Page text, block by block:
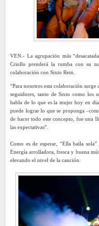
VEN.- La agrupación más
Criollo prenderá la rumba con su
colaboración con Sixto Rein.
“Para nosotros esta colaboración
seguidores, tanto de Sixto como los
habla de lo que es la mujer hoy en
puede lograr lo que se proponga
de hacer todo este concepto, fue una
las expectativas”.
Como es de esperar, “Ella baila
Energía arrolladora, fresca y buena
elevando el nivel de la canción.